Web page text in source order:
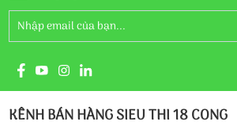
KÊNH BÁN HÀNG SIEU THI 18 CONG